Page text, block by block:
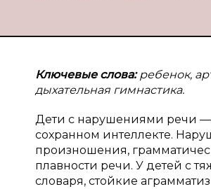
Ключевые слова:ребенок,
дыхательная гимнастика.
Дети с нарушениями речи —
сохранном интеллекте.
произношения,
плавности речи. У детей с
словаря, стойкие